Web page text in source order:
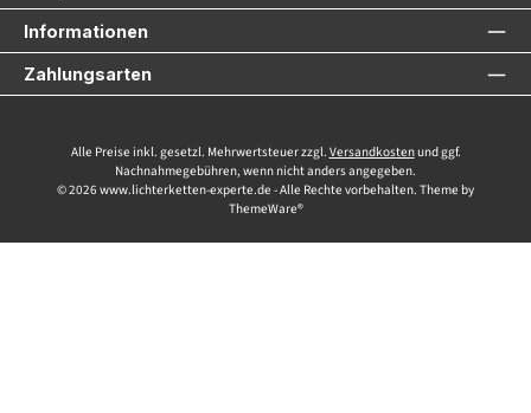
Informationen
Zahlungsarten
Alle Preise inkl. gesetzl. Mehrwertsteuer zzgl. Versandkostenund ggf.
Nachnahmegebühren, wenn nicht anders angegeben.
© 2026 www.lichterketten-experte.de - Alle Rechte vorbehalten. Theme by
ThemeWare®